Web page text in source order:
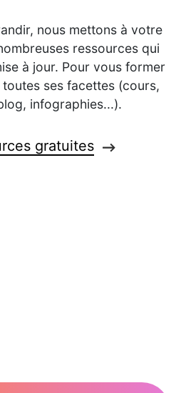
nous mettons à votre
ressources qui
à jour. Pour vous former
ses facettes (cours,
infographies...).
gratuites